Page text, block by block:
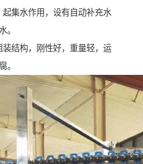
起集水作用，设有自动补充水
。
装结构，刚性好，重量轻，运
。